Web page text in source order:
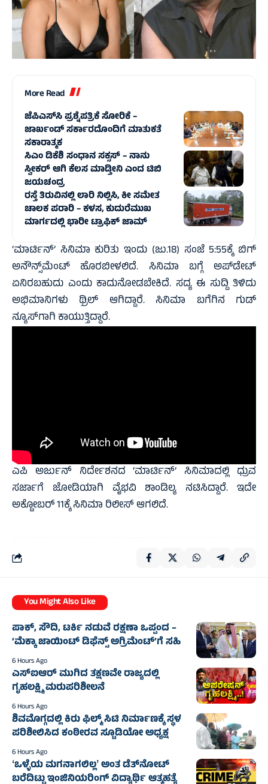
More Read
ಜೆಪಿಎಸ್‌ಸಿ ಪ್ರಶ್ನೆಪತ್ರಿಕೆ ಸೋರಿಕೆ –
ಜಾರ್ಖಂಡ್‌ ಸರ್ಕಾರದೊಂದಿಗೆ ಮಾತುಕತೆ
ಸಕಾರಾತ್ಮಕ
ಸಿಎಂ ಡಿಕೆಶಿ ಸಂಧಾನ ಸಕ್ಸಸ್‌ – ನಾನು
ಸ್ವೀಕರ್ ಆಗಿ ಕೆಲಸ ಮಾಡ್ತೀನಿ ಎಂದ ಟಿಬಿ
ಜಯಚಂದ್ರ
ರಸ್ತೆ ತಿರುವಿನಲ್ಲಿ ಲಾರಿ ನಿಲ್ಲಿಸಿ, ಕೀ ಸಮೇತ
ಚಾಲಕ ಪರಾರಿ – ಕಳಸ, ಕುದುರೆಮುಖ
ಮಾರ್ಗದಲ್ಲಿ‌ ಭಾರೀ ಟ್ರಾಫಿಕ್‌ ಜಾಮ್
‘ಮಾರ್ಟಿನ್’ ಸಿನಿಮಾ ಕುರಿತು ಇಂದು (ಜು.18) ಸಂಜೆ 5:55ಕ್ಕೆ ಬಿಗ್
ಅನೌನ್ಸ್‌ಮೆಂಟ್ ಹೊರಬೀಳಲಿದೆ. ಸಿನಿಮಾ ಬಗ್ಗೆ ಅಪ್‌ಡೇಟ್
ಏನಿರಬಹುದು ಎಂದು ಕಾದುನೋಡಬೇಕಿದೆ. ಸದ್ಯ ಈ ಸುದ್ದಿ ತಿಳಿದು
ಅಭಿಮಾನಿಗಳು ಥ್ರಿಲ್ ಆಗಿದ್ದಾರೆ. ಸಿನಿಮಾ ಬಗೆಗಿನ ಗುಡ್‌
ನ್ಯೂಸ್‌ಗಾಗಿ ಕಾಯುತ್ತಿದ್ದಾರೆ.
ಎಪಿ ಅರ್ಜುನ್ ನಿರ್ದೇಶನದ ‘ಮಾರ್ಟಿನ್’ ಸಿನಿಮಾದಲ್ಲಿ ಧ್ರುವ
ಸರ್ಜಾಗೆ ಜೋಡಿಯಾಗಿ ವೈಭವಿ ಶಾಂಡಿಲ್ಯ ನಟಿಸಿದ್ದಾರೆ. ಇದೇ
ಅಕ್ಟೋಬರ್ 11ಕ್ಕೆ ಸಿನಿಮಾ ರಿಲೀಸ್ ಆಗಲಿದೆ.
You Might Also Like
ಪಾಕ್, ಸೌದಿ, ಟರ್ಕಿ ನಡುವೆ ರಕ್ಷಣಾ ಒಪ್ಪಂದ –
‘ಮೆಕ್ಕಾ ಜಾಯಿಂಟ್ ಡಿಫೆನ್ಸ್ ಅಗ್ರಿಮೆಂಟ್’ಗೆ ಸಹಿ
6 Hours Ago
ಎಸ್‌ಐಆರ್ ಮುಗಿದ ತಕ್ಷಣವೇ ರಾಜ್ಯದಲ್ಲಿ
ಗೃಹಲಕ್ಷ್ಮಿ ಮರುಪರಿಶೀಲನೆ
6 Hours Ago
ಶಿವಮೊಗ್ಗದಲ್ಲಿ ಕಿರು ಫಿಲ್ಮ್ ಸಿಟಿ ನಿರ್ಮಾಣಕ್ಕೆ ಸ್ಥಳ
ಪರಿಶೀಲಿಸಿದ ಕಂಠೀರವ ಸ್ಟೂಡಿಯೋ ಅಧ್ಯಕ್ಷ
6 Hours Ago
ʻಒಳ್ಳೆಯ ಮಗನಾಗಲಿಲ್ಲʼ ಅಂತ ಡೆತ್‌ನೋಟ್
ಬರೆದಿಟ್ಟು ಇಂಜಿನಿಯರಿಂಗ್ ವಿದ್ಯಾರ್ಥಿ ಆತ್ಮಹತ್ಯೆ‌